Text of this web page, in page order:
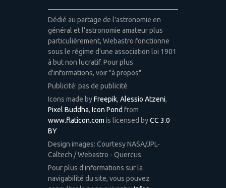
Dédié au partage de l'astronomie en
général et l'astronomie amateur plus
particulièrement, Webastro fonctionne
sous le régime d'une association loi 1901
à but non lucratif. Pour plus
d'informations, voir "à propos".
Publicité: pas de publicité
Icons made byFreepik, Alessio Atzeni,
Pixel Buddha, Icon Pond from
www.flaticon.com is licensed byCC 3.0
BY
Design images: Courtesy NASA/JPL-
Caltech / Webastro - Quercus
Pour plus d'informations sur la
navigabilité du site, vous pouvez